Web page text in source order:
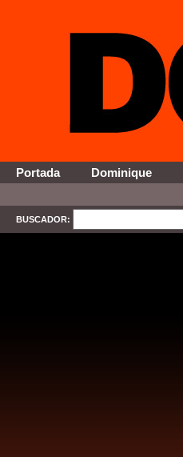
Portada Dominique
BUSCADOR: